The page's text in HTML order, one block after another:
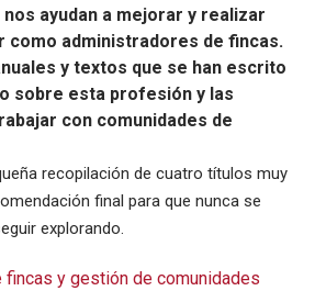
ayudan a mejorar y realizar
como administradores de fincas.
y textos que se han escrito
sobre esta profesión y las
con comunidades de
recopilación de cuatro títulos muy
final para que nunca se
explorando.
fincas y gestión de comunidades